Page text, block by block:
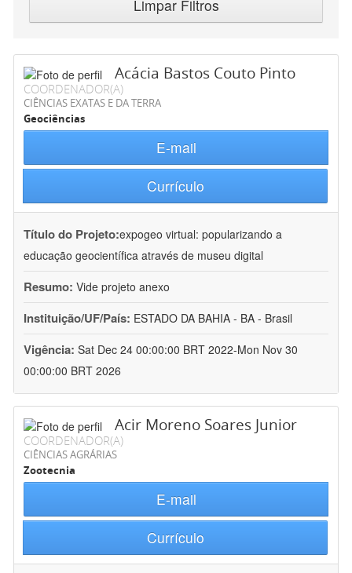
Limpar Filtros
Acácia Bastos Couto Pinto
COORDENADOR(A)
CIÊNCIAS EXATAS E DA TERRA
Geociências
E-mail
Currículo
Título do Projeto:expogeo virtual: popularizando a
educação geocientífica através de museu digital
Resumo: Vide projeto anexo
Instituição/UF/País: ESTADO DA BAHIA - BA - Brasil
Vigência: Sat Dec 24 00:00:00 BRT 2022-Mon Nov 30
00:00:00 BRT 2026
Acir Moreno Soares Junior
COORDENADOR(A)
CIÊNCIAS AGRÁRIAS
Zootecnia
E-mail
Currículo